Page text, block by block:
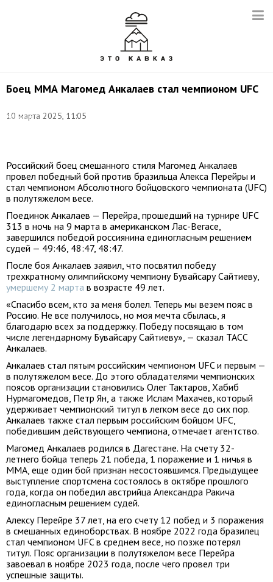
Боец ММА Магомед Анкалаев стал чемпионом UFC
10 марта 2025, 11:05
Валерий
Российский боец смешанного стиля Магомед Анкалаев
провел победный бой против бразильца Алекса Перейры и
стал чемпионом Абсолютного бойцовского чемпионата (UFC)
в полутяжелом весе.
Поединок Анкалаев — Перейра, прошедший на турнире UFC
313 в ночь на 9 марта в американском Лас-Вегасе,
завершился победой россиянина единогласным решением
судей — 49:46, 48:47, 48:47.
После боя Анкалаев заявил, что посвятил победу
трехкратному олимпийскому чемпиону Бувайсару Сайтиеву,
умершему 2 марта в возрасте 49 лет.
«Спасибо всем, кто за меня болел. Теперь мы везем пояс в
Россию. Не все получилось, но моя мечта сбылась, я
благодарю всех за поддержку. Победу посвящаю в том
числе легендарному Бувайсару Сайтиеву», — сказал ТАСС
Анкалаев.
Анкалаев стал пятым российским чемпионом UFC и первым —
в полутяжелом весе. До этого обладателями чемпионских
поясов организации становились Олег Тактаров, Хабиб
Нурмагомедов, Петр Ян, а также Ислам Махачев, который
удерживает чемпионский титул в легком весе до сих пор.
Анкалаев также стал первым российским бойцом UFC,
победившим действующего чемпиона, отмечает агентство.
Магомед Анкалаев родился в Дагестане. На счету 32-
летнего бойца теперь 21 победа, 1 поражение и 1 ничья в
ММА, еще один бой признан несостоявшимся. Предыдущее
выступление спортсмена состоялось в октябре прошлого
года, когда он победил австрийца Александра Ракича
единогласным решением судей.
Алексу Перейре 37 лет, на его счету 12 побед и 3 поражения
в смешанных единоборствах. В ноябре 2022 года бразилец
стал чемпионом UFC в среднем весе, но позже потерял
титул. Пояс организации в полутяжелом весе Перейра
завоевал в ноябре 2023 года, после чего провел три
успешные защиты.